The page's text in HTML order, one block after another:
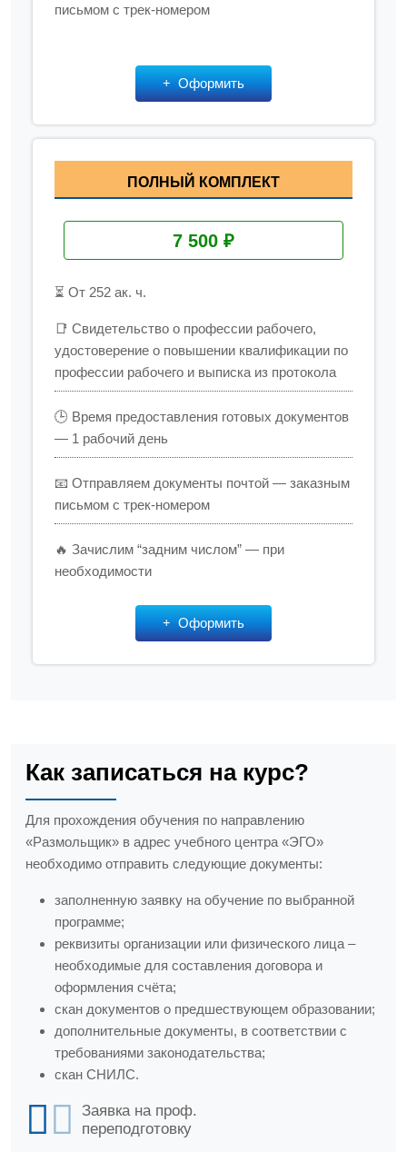
письмом с трек-номером
Оформить
ПОЛНЫЙ КОМПЛЕКТ
7 500 ₽
⏳ От 252 ак. ч.
📑 Свидетельство о профессии рабочего,
удостоверение о повышении квалификации по
профессии рабочего и выписка из протокола
🕒 Время предоставления готовых документов
— 1 рабочий день
📧 Отправляем документы почтой — заказным
письмом с трек-номером
🔥 Зачислим “задним числом” — при
необходимости
Оформить
Как записаться на курс?
Для прохождения обучения по направлению
«Размольщик» в адрес учебного центра «ЭГО»
необходимо отправить следующие документы:
заполненную заявку на обучение по выбранной
программе;
реквизиты организации или физического лица –
необходимые для составления договора и
оформления счёта;
скан документов о предшествующем образовании;
дополнительные документы, в соответствии с
требованиями законодательства;
скан СНИЛС.
Заявка на проф.
переподготовку